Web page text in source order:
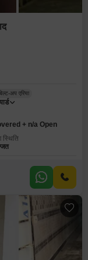
अप एरिया
+ n/a Open
स्थिति